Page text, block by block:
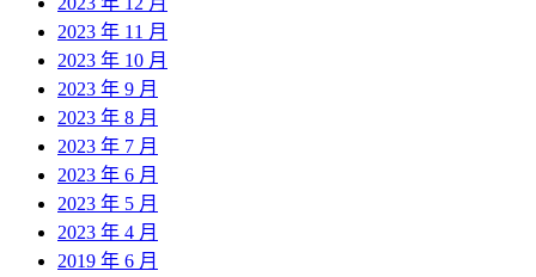
2023 年 11 月
2023 年 10 月
2023 年 9 月
2023 年 8 月
2023 年 7 月
2023 年 6 月
2023 年 5 月
2023 年 4 月
2019 年 6 月